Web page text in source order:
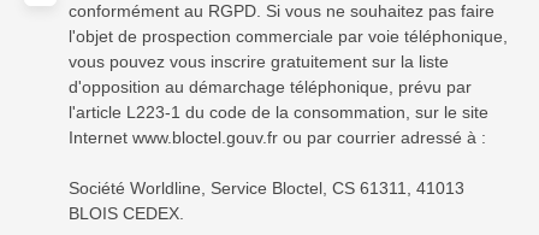
conformément au RGPD. Si vous ne souhaitez pas faire
l'objet de prospection commerciale par voie téléphonique,
vous pouvez vous inscrire gratuitement sur la liste
d'opposition au démarchage téléphonique, prévu par
l'article L223-1 du code de la consommation, sur le site
Internet www.bloctel.gouv.fr ou par courrier adressé à :
Société Worldline, Service Bloctel, CS 61311, 41013
BLOIS CEDEX.